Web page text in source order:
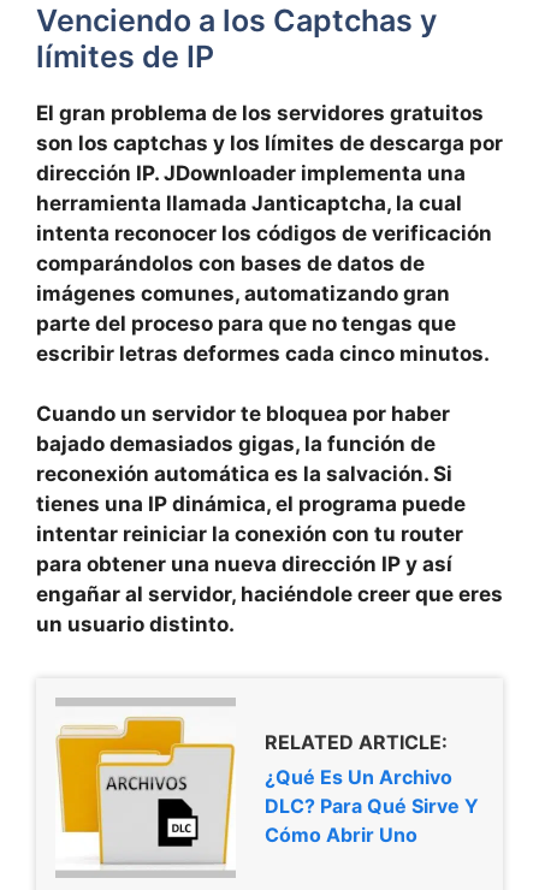
Venciendo a los Captchas y
límites de IP
El gran problema de los servidores gratuitos
son los captchas y los límites de descarga por
dirección IP. JDownloader implementa una
herramienta llamada Janticaptcha, la cual
intenta reconocer los códigos de verificación
comparándolos con bases de datos de
imágenes comunes, automatizando gran
parte del proceso para que no tengas que
escribir letras deformes cada cinco minutos.
Cuando un servidor te bloquea por haber
bajado demasiados gigas, la función de
reconexión automática es la salvación. Si
tienes una IP dinámica, el programa puede
intentar reiniciar la conexión con tu router
para obtener una nueva dirección IP y así
engañar al servidor, haciéndole creer que eres
un usuario distinto.
RELATED ARTICLE:
¿Qué Es Un Archivo
DLC? Para Qué Sirve Y
Cómo Abrir Uno